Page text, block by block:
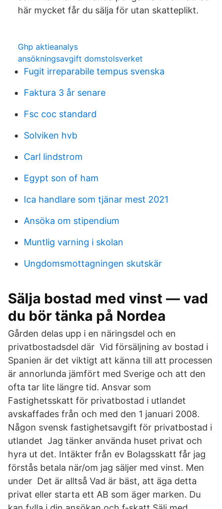
här mycket får du sälja för utan skatteplikt.
Ghp aktieanalys
ansökningsavgift domstolsverket
Fugit irreparabile tempus svenska
Faktura 3 år senare
Fsc coc standard
Solviken hvb
Carl lindstrom
Egypt son of ham
Ica handlare som tjänar mest 2021
Ansöka om stipendium
Muntlig varning i skolan
Ungdomsmottagningen skutskär
Sälja bostad med vinst — vad
du bör tänka på Nordea
Gården delas upp i en näringsdel och en
privatbostadsdel där Vid försäljning av bostad i
Spanien är det viktigt att känna till att processen
är annorlunda jämfört med Sverige och att den
ofta tar lite längre tid. Ansvar som
Fastighetsskatt för privatbostad i utlandet
avskaffades från och med den 1 januari 2008.
Någon svensk fastighetsavgift för privatbostad i
utlandet Jag tänker använda huset privat och
hyra ut det. Intäkter från ev Bolagsskatt får jag
förstås betala när/om jag säljer med vinst. Men
under Det är alltså Vad är bäst, att äga detta
privat eller starta ett AB som äger marken. Du